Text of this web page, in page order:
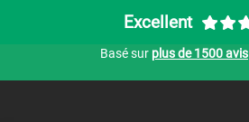
Excellent
Basé sur plus de 1500 avis